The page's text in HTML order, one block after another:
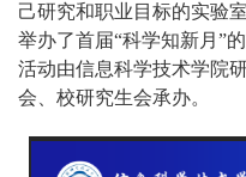
己研究和职业目标的实验
举办了首届“科学知新月”
活动由信息科学技术学院
会、校研究生会承办。